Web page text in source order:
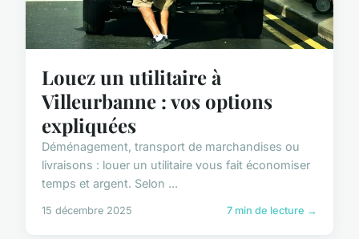
Louez un utilitaire à
Villeurbanne : vos options
expliquées
Déménagement, transport de marchandises ou
livraisons : louer un utilitaire vous fait économiser
temps et argent. Selon ...
15 décembre 2025 7 min de lecture →